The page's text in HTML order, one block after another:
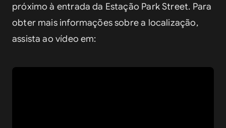
próximo à entrada da Estação Park Street. Para
obter mais informações sobre a localização,
assista ao vídeo em: